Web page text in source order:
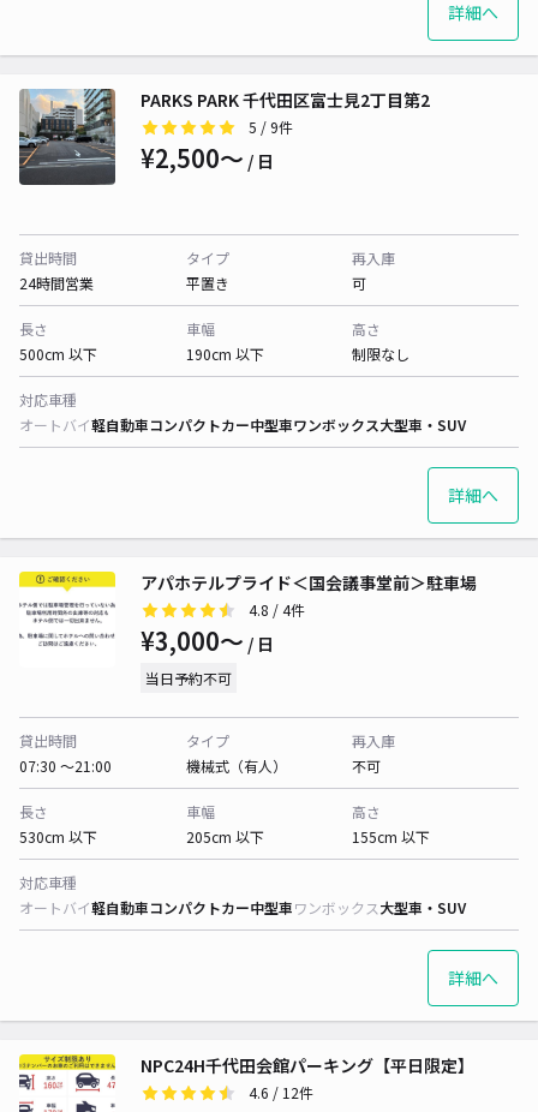
詳細へ
PARKS PARK 千代田区富士見2丁目第2
5 / 9件
¥2,500〜 / 日
貸出時間
24時間営業
タイプ
平置き
再入庫
可
長さ
500cm 以下
車幅
190cm 以下
高さ
制限なし
対応車種
オートバイ軽自動車コンパクトカー中型車ワンボックス大型車・SUV
詳細へ
アパホテルプライド＜国会議事堂前＞駐車場
4.8 / 4件
¥3,000〜 / 日
当日予約不可
貸出時間
07:30 〜21:00
タイプ
機械式（有人）
再入庫
不可
長さ
530cm 以下
車幅
205cm 以下
高さ
155cm 以下
対応車種
オートバイ軽自動車コンパクトカー中型車ワンボックス大型車・SUV
詳細へ
NPC24H千代田会館パーキング【平日限定】
4.6 / 12件